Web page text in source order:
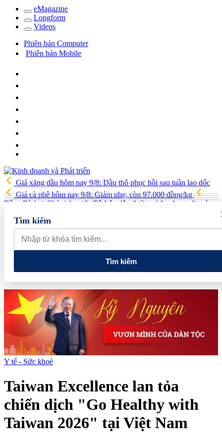
eMagazine
Longform
Videos
Phiên bản Computer
Phiên bản Mobile
Giá xăng dầu hôm nay 9/8: Dầu thô phục hồi sau tuần lao dốc
Giá cà phê hôm nay 9/8: Giảm nhẹ, còn 97.000 đồng/kg
Tổng Bí thư, Chủ tịch nước Tô Lâm lên đường thăm Australia và
New Zealand
quan đến lĩnh vực tài chính, ngân hàng
Xử lý đến cùng các
vướng mắc, không đẩy doanh nghiệp đi vòng
Tìm kiếm
Tìm kiếm
Y tế - Sức khoẻ
Taiwan Excellence lan tỏa
chiến dịch "Go Healthy with
Taiwan 2026" tại Việt Nam